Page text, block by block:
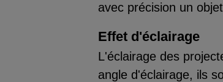
avec précision un
Effet d'éclairage
L'éclairage des
angle d'éclairage, ils